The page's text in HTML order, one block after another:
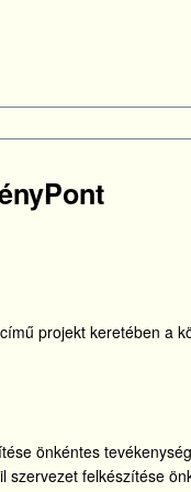
projekt keretében a
önkéntes
felkészítése